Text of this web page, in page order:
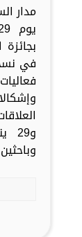
مدار
في